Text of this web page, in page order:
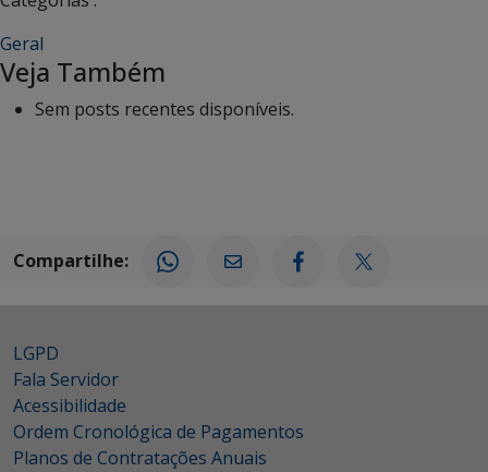
Geral
Veja Também
Sem posts recentes disponíveis.
Compartilhe:
LGPD
Fala Servidor
Acessibilidade
Ordem Cronológica de Pagamentos
Planos de Contratações Anuais